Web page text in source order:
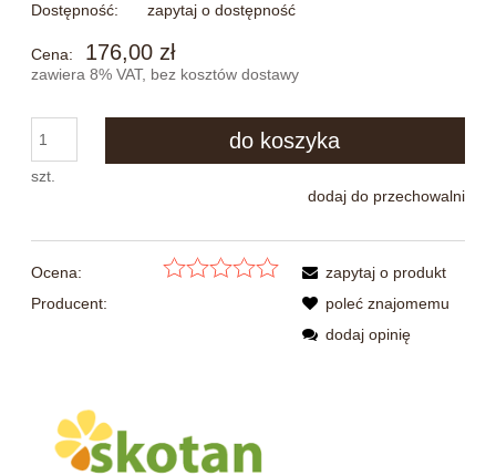
Dostępność: zapytaj o dostępność
Cena: 176,00 zł
zawiera 8% VAT, bez kosztów dostawy
szt.
do koszyka
dodaj do przechowalni
Ocena:
Producent:
zapytaj o produkt
poleć znajomemu
dodaj opinię